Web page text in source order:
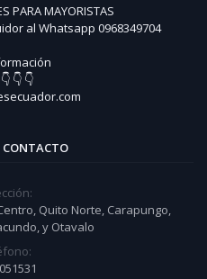
PARA MAYORISTAS
al Whatsapp 0968349704
👇 👇
CONTACTO
Quito Norte, Carapungo,
y Otavalo